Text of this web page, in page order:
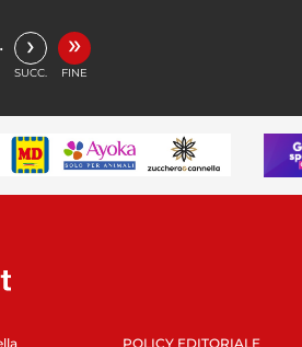
›
SUCC.
»
FINE
POLICY EDITORIALE